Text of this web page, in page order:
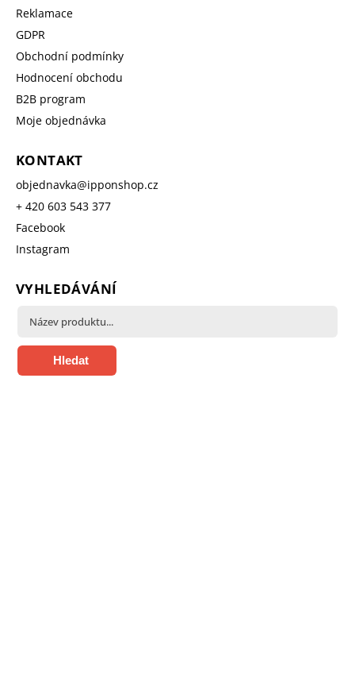
Reklamace
GDPR
Obchodní podmínky
Hodnocení obchodu
B2B program
Moje objednávka
KONTAKT
objednavka@ipponshop.cz
+ 420 603 543 377
Facebook
Instagram
VYHLEDÁVÁNÍ
Hledat